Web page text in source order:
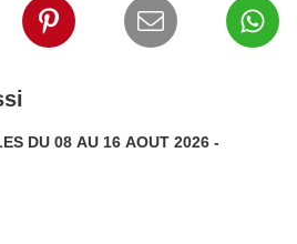
DU 08 AU 16 AOUT 2026 -